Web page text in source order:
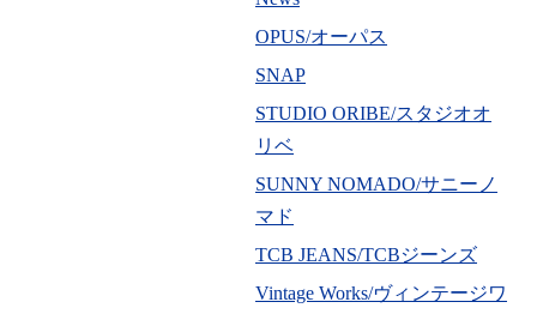
OPUS/オーパス
SNAP
STUDIO ORIBE/スタジオオ
リベ
SUNNY NOMADO/サニーノ
マド
TCB JEANS/TCBジーンズ
Vintage Works/ヴィンテージワ